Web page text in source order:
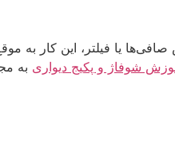
تعویض صافی‌ها یا فیلتر، این کار
شوفاژ و پکیج دیواری به